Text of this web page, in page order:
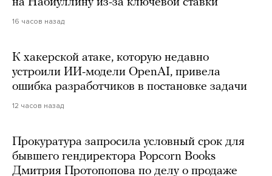
16 часов назад
К хакерской атаке, которую недавно
устроили ИИ-модели OpenAI, привела
ошибка разработчиков в постановке задачи
12 часов назад
Прокуратура запросила условный срок для
бывшего гендиректора Popcorn Books
Дмитрия Протопопова по делу о продаже